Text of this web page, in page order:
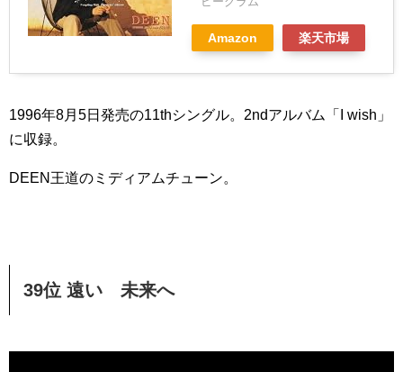
Amazon 楽天市場
1996年8月5日発売の11thシングル。2ndアルバム「I wish」
に収録。
DEEN王道のミディアムチューン。
39位 遠いゝ未来へ